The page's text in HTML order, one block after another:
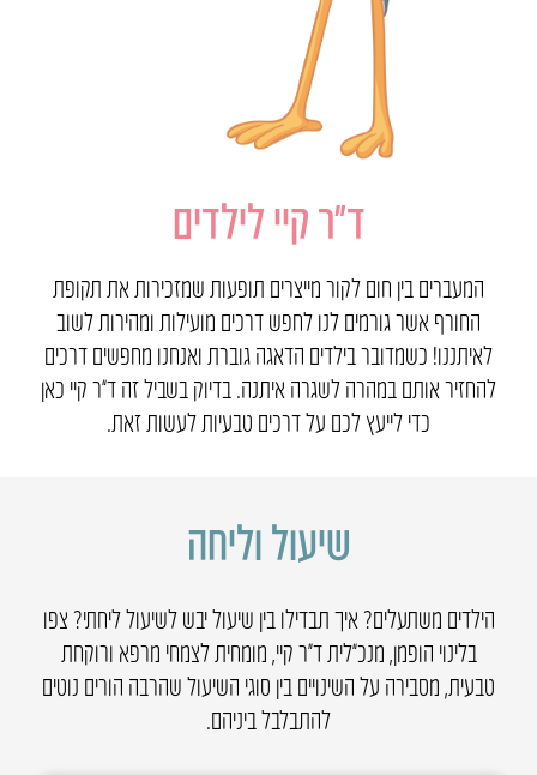
ד״ר קיי לילדים
המעברים בין חום לקור מייצרים תופעות שמזכירות את תקופת
החורף אשר גורמים לנו לחפש דרכים מועילות ומהירות לשוב
לאיתננו! כשמדובר בילדים הדאגה גוברת ואנחנו מחפשים דרכים
להחזיר אותם במהרה לשגרה איתנה. בדיוק בשביל זה ד”ר קיי כאן
כדי לייעץ לכם על דרכים טבעיות לעשות זאת.
שיעול וליחה
הילדים משתעלים? איך תבדילו בין שיעול יבש לשיעול ליחתי? צפו
בלינוי הופמן, מנכ”לית ד״ר קיי, מומחית לצמחי מרפא ורוקחת
טבעית, מסבירה על השינויים בין סוגי השיעול שהרבה הורים נוטים
להתבלבל ביניהם.